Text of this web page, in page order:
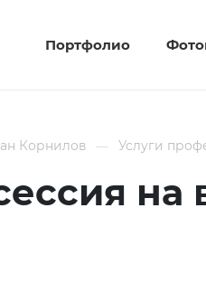
Портфолио
Корнилов Услуги
на